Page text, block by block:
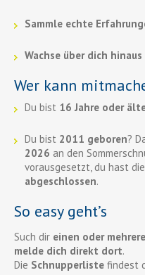
Sammle echte
Wachse über dich
Wer kann
Du bist 16 Jahre oder
Du bist 2011 geboren?
2026 an den
vorausgesetzt, du hast die
abgeschlossen.
So easy geht’s
Such dir einen oder
melde dich direkt dort.
Die Schnupperliste findest